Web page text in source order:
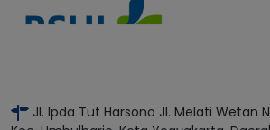
Jl. Ipda Tut Harsono Jl. Melati Wetan